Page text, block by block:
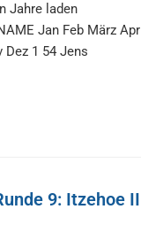
Jahre laden
Jan Feb März Apr
Dez 1 54 Jens
9: Itzehoe II